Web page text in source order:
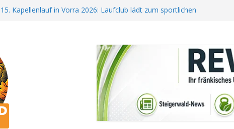
15. Kapellenlauf in Vorra 2026: Laufclub lädt zum sportlichen
„Bamberger Böhnla“: Kaffee aus Bamberg unterstützt die
Lebenshilfe
Aschbacher Kerwa startet bald: Das ist heuer geboten
Vollsperrung am Friedhof in Schlüsselfeld: Kreuzung ab 3.
August gesperrt